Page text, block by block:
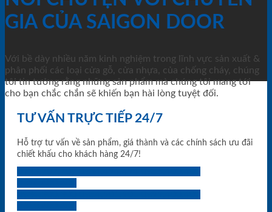
GIA CỦA SAIGON DOOR
Với bề dày nhiều năm kinh nghiệm trong lĩnh vực sản xuất &
phân phối các loại cửa gỗ, cửa nhựa, của chống cháy, chúng
tôi tin tưởng rằng những sản phẩm mà chúng tôi mang tới
cho bạn chắc chắn sẽ khiến bạn hài lòng tuyệt đối.
TƯ VẤN TRỰC TIẾP 24/7
Hỗ trợ tư vấn về sản phẩm, giá thành và các chính sách ưu đãi
chiết khấu cho khách hàng 24/7!